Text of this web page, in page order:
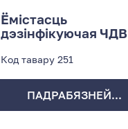
Ёмістасць
дэзінфікуючая ЧДВ
Код тавару 251
ПАДРАБЯЗНЕЙ...